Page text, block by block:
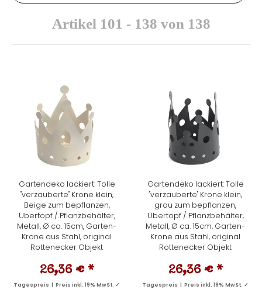
Artikel 101 - 138 von 138
Gartendeko lackiert: Tolle
"verzauberte" Krone klein,
Beige zum bepflanzen,
Übertopf / Pflanzbehälter,
Metall, Ø ca. 15cm, Garten-
Krone aus Stahl, original
Rottenecker Objekt
26,36 € *
Tagespreis | Preis inkl. 19% MwSt. ✓
Gartendeko lackiert: Tolle
"verzauberte" Krone klein,
grau zum bepflanzen,
Übertopf / Pflanzbehälter,
Metall, Ø ca. 15cm, Garten-
Krone aus Stahl, original
Rottenecker Objekt
26,36 € *
Tagespreis | Preis inkl. 19% MwSt. ✓